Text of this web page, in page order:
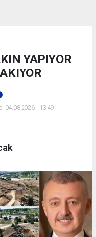
YAPIYOR
04.08.2026 - 13:49